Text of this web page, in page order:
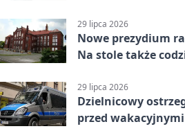
29 lipca 2026
Nowe prezydium
Na stole także
29 lipca 2026
Dzielnicowy
przed